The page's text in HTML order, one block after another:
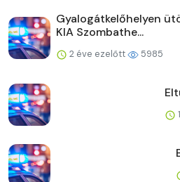
Gyalogátkelőhelyen
KIA Szombathe...
2 éve ezelőtt 5985